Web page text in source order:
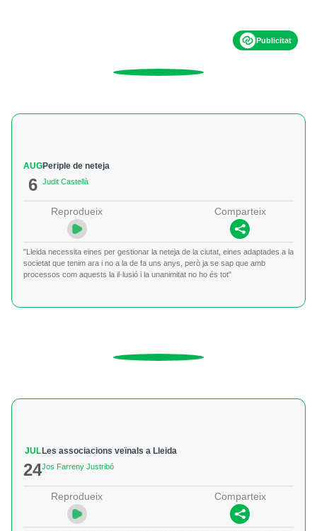
Publicitat
AUG
6
Periple de neteja
Judit Castellà
Reprodueix Comparteix
"Lleida necessita eines per gestionar la neteja de la ciutat, eines adaptades a la
societat que tenim ara i no a la de fa uns anys, però ja se sap que amb
processos com aquests la il·lusió i la unanimitat no ho és tot"
JUL
24
Les associacions veïnals a Lleida
Jos Farreny Justribó
Reprodueix Comparteix